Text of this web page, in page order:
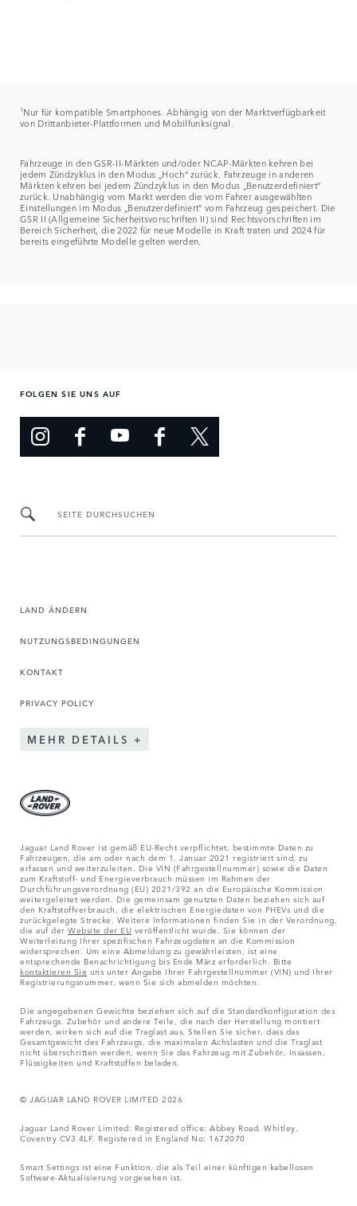
1 Nur für kompatible Smartphones. Abhängig von der Marktverfügbarkeit
von Drittanbieter-Plattformen und Mobilfunksignal.
Fahrzeuge in den GSR-II-Märkten und/oder NCAP-Märkten kehren bei
jedem Zündzyklus in den Modus „Hoch“ zurück. Fahrzeuge in anderen
Märkten kehren bei jedem Zündzyklus in den Modus „Benutzerdefiniert“
zurück. Unabhängig vom Markt werden die vom Fahrer ausgewählten
Einstellungen im Modus „Benutzerdefiniert“ vom Fahrzeug gespeichert. Die
GSR II (Allgemeine Sicherheitsvorschriften II) sind Rechtsvorschriften im
Bereich Sicherheit, die 2022 für neue Modelle in Kraft traten und 2024 für
bereits eingeführte Modelle gelten werden.
FOLGEN SIE UNS AUF
SEITE DURCHSUCHEN
LAND ÄNDERN
NUTZUNGSBEDINGUNGEN
KONTAKT
PRIVACY POLICY
MEHR DETAILS
Jaguar Land Rover ist gemäß EU-Recht verpflichtet, bestimmte Daten zu
Fahrzeugen, die am oder nach dem 1. Januar 2021 registriert sind, zu
erfassen und weiterzuleiten. Die VIN (Fahrgestellnummer) sowie die Daten
zum Kraftstoff- und Energieverbrauch müssen im Rahmen der
Durchführungsverordnung (EU) 2021/392 an die Europäische Kommission
weitergeleitet werden. Die gemeinsam genutzten Daten beziehen sich auf
den Kraftstoffverbrauch, die elektrischen Energiedaten von PHEVs und die
zurückgelegte Strecke. Weitere Informationen finden Sie in der Verordnung,
die auf derWebsite der EU veröffentlicht wurde. Sie können der
Weiterleitung Ihrer spezifischen Fahrzeugdaten an die Kommission
widersprechen. Um eine Abmeldung zu gewährleisten, ist eine
entsprechende Benachrichtigung bis Ende März erforderlich. Bitte
kontaktieren Sie uns unter Angabe Ihrer Fahrgestellnummer (VIN) und Ihrer
Registrierungsnummer, wenn Sie sich abmelden möchten.
Die angegebenen Gewichte beziehen sich auf die Standardkonfiguration des
Fahrzeugs. Zubehör und andere Teile, die nach der Herstellung montiert
werden, wirken sich auf die Traglast aus. Stellen Sie sicher, dass das
Gesamtgewicht des Fahrzeugs, die maximalen Achslasten und die Traglast
nicht überschritten werden, wenn Sie das Fahrzeug mit Zubehör, Insassen,
Flüssigkeiten und Kraftstoffen beladen.
© JAGUAR LAND ROVER LIMITED 2026
Jaguar Land Rover Limited: Registered office: Abbey Road, Whitley,
Coventry CV3 4LF. Registered in England No: 1672070
Smart Settings ist eine Funktion, die als Teil einer künftigen kabellosen
Software-Aktualisierung vorgesehen ist.